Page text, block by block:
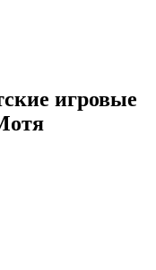
игровые